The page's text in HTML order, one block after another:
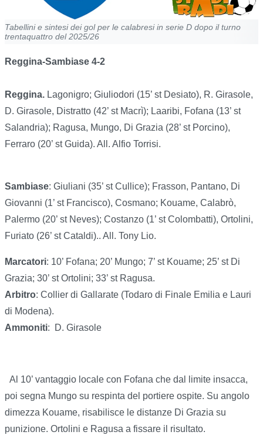
Tabellini e sintesi dei gol per le calabresi in serie D dopo il turno
trentaquattro del 2025/26
Reggina-Sambiase 4-2
Reggina. Lagonigro; Giuliodori (15’ st Desiato), R. Girasole,
D. Girasole, Distratto (42’ st Macrì); Laaribi, Fofana (13’ st
Salandria); Ragusa, Mungo, Di Grazia (28’ st Porcino),
Ferraro (20’ st Guida). All. Alfio Torrisi.
Sambiase: Giuliani (35’ st Cullice); Frasson, Pantano, Di
Giovanni (1’ st Francisco), Cosmano; Kouame, Calabrò,
Palermo (20’ st Neves); Costanzo (1’ st Colombatti), Ortolini,
Furiato (26’ st Cataldi).. All. Tony Lio.
Marcatori: 10’ Fofana; 20’ Mungo; 7’ st Kouame; 25’ st Di
Grazia; 30’ st Ortolini; 33’ st Ragusa.
Arbitro: Collier di Gallarate (Todaro di Finale Emilia e Lauri
di Modena).
Ammoniti: D. Girasole
Al 10’ vantaggio locale con Fofana che dal limite insacca,
poi segna Mungo su respinta del portiere ospite. Su angolo
dimezza Kouame, risabilisce le distanze Di Grazia su
punizione. Ortolini e Ragusa a fissare il risultato.